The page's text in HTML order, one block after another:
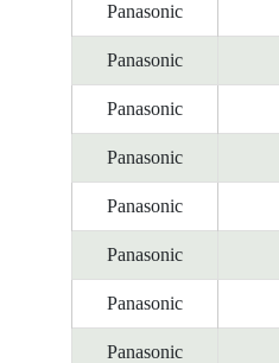
Panasonic
Panasonic
Panasonic
Panasonic
Panasonic
Panasonic
Panasonic
Panasonic